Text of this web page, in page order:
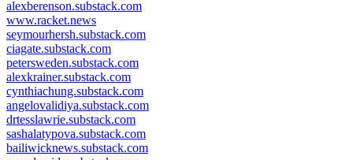
alexberenson.substack.com
www.racket.news
seymourhersh.substack.com
ciagate.substack.com
petersweden.substack.com
alexkrainer.substack.com
cynthiachung.substack.com
angelovalidiya.substack.com
drtesslawrie.substack.com
sashalatypova.substack.com
bailiwicknews.substack.com